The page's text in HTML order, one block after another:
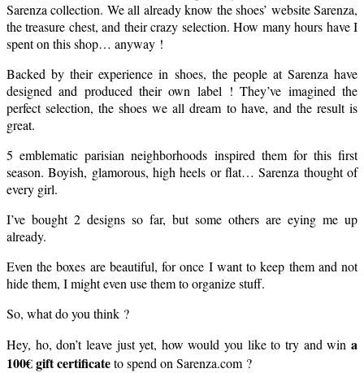
Sarenza collection. We all already know the shoes’ website Sarenza,
the treasure chest, and their crazy selection. How many hours have I
spent on this shop… anyway !
Backed by their experience in shoes, the people at Sarenza have
designed and produced their own label ! They’ve imagined the
perfect selection, the shoes we all dream to have, and the result is
great.
5 emblematic parisian neighborhoods inspired them for this first
season. Boyish, glamorous, high heels or flat… Sarenza thought of
every girl.
I’ve bought 2 designs so far, but some others are eying me up
already.
Even the boxes are beautiful, for once I want to keep them and not
hide them, I might even use them to organize stuff.
So, what do you think ?
Hey, ho, don’t leave just yet, how would you like to try and win a
100€ gift certificateto spend on Sarenza.com ?